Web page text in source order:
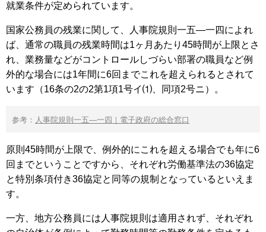
就業条件が定められています。
国家公務員の残業に関して、人事院規則一五―一四によれ
ば、通常の職員の残業時間は1ヶ月あたり45時間が上限とさ
れ、業務量などがコントロールしづらい部署の職員など例
外的な場合には1年間に6回までこれを超えられるとされて
います（16条の2の2第1項1号イ⑴、同項2号ニ）。
参考： 人事院規則一五―一四｜電子政府の総合窓口
原則45時間が上限で、例外的にこれを超える場合でも年に6
回までということですから、それぞれ労働基準法の36協定
と特別条項付き36協定と同等の規制となっているといえま
す。
一方、地方公務員には人事院規則は適用されず、それぞれ